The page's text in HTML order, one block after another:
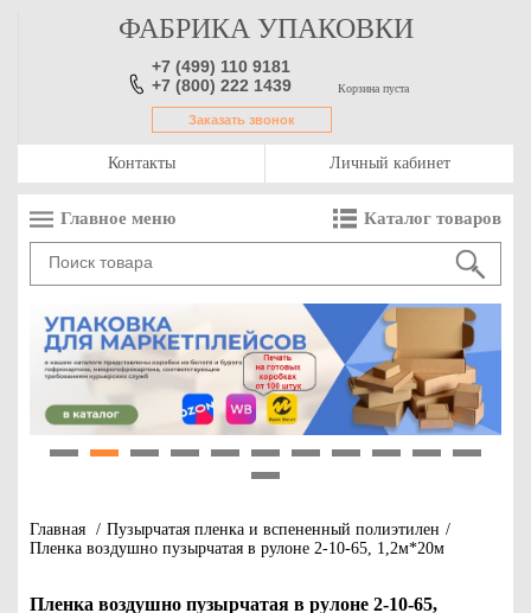
ФАБРИКА УПАКОВКИ
+7 (499) 110 9181
+7 (800) 222 1439
Заказать звонок
Корзина пуста
Контакты Личный кабинет
Главное меню Каталог товаров
Главная / Пузырчатая пленка и вспененный полиэтилен /
Пленка воздушно пузырчатая в рулоне 2-10-65, 1,2м*20м
Пленка воздушно пузырчатая в рулоне 2-10-65,